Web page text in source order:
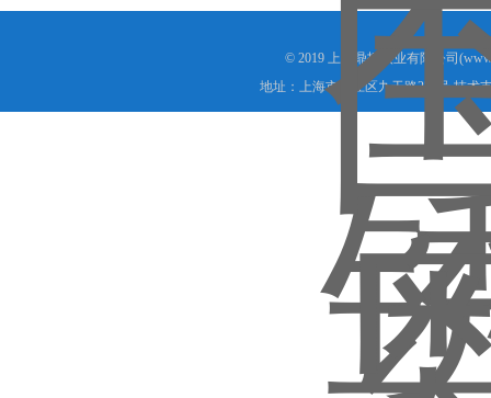
© 2019 上海鼎拓实业有限公司
地址：上海市松江区九干路220号 技术